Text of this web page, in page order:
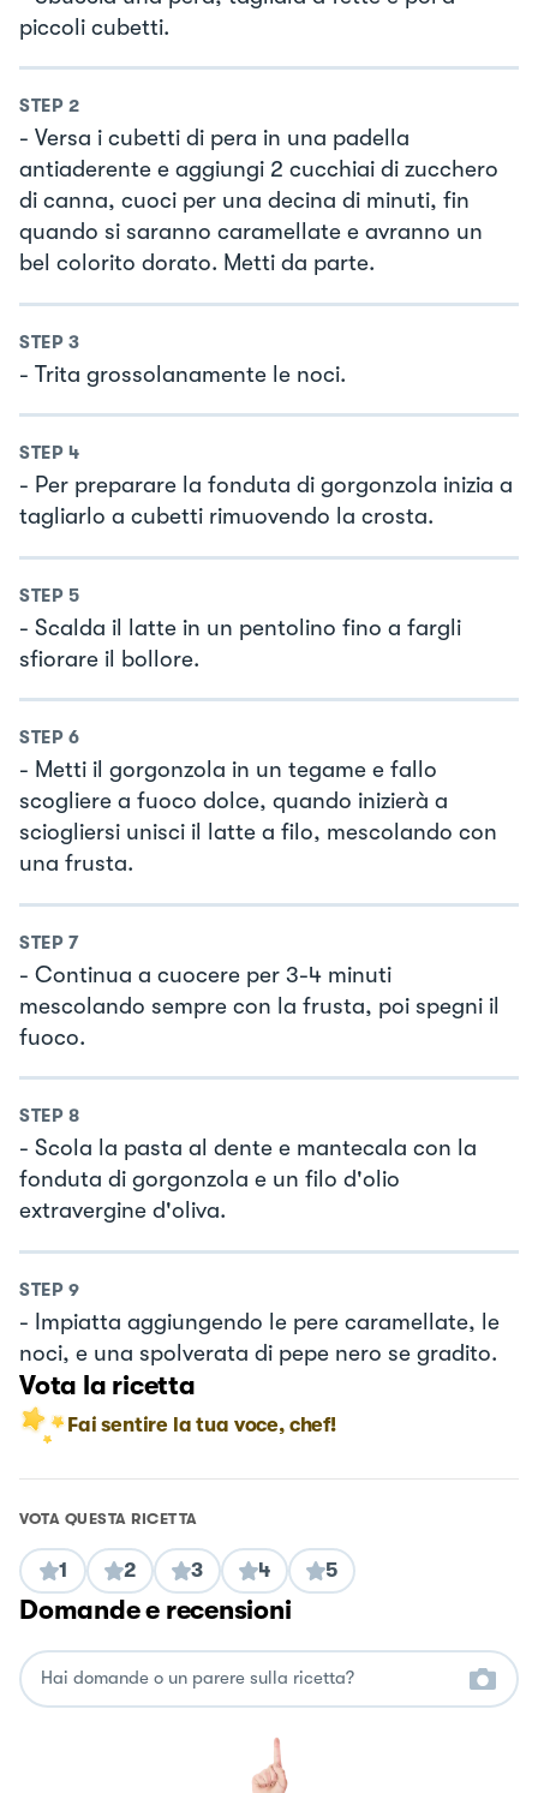
piccoli cubetti.
STEP 2
- Versa i cubetti di pera in una padella
antiaderente e aggiungi 2 cucchiai di zucchero
di canna, cuoci per una decina di minuti, fin
quando si saranno caramellate e avranno un
bel colorito dorato. Metti da parte.
STEP 3
- Trita grossolanamente le noci.
STEP 4
- Per preparare la fonduta di gorgonzola inizia a
tagliarlo a cubetti rimuovendo la crosta.
STEP 5
- Scalda il latte in un pentolino fino a fargli
sfiorare il bollore.
STEP 6
- Metti il gorgonzola in un tegame e fallo
scogliere a fuoco dolce, quando inizierà a
sciogliersi unisci il latte a filo, mescolando con
una frusta.
STEP 7
- Continua a cuocere per 3-4 minuti
mescolando sempre con la frusta, poi spegni il
fuoco.
STEP 8
- Scola la pasta al dente e mantecala con la
fonduta di gorgonzola e un filo d'olio
extravergine d'oliva.
STEP 9
- Impiatta aggiungendo le pere caramellate, le
noci, e una spolverata di pepe nero se gradito.
Vota la ricetta
Fai sentire la tua voce, chef!
VOTA QUESTA RICETTA
1 2 3 4 5
Domande e recensioni